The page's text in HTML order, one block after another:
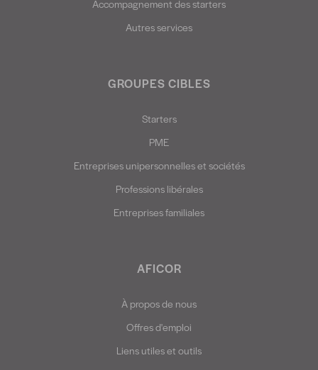
Accompagnement des starters
Autres services
GROUPES CIBLES
Starters
PME
Entreprises unipersonnelles et sociétés
Professions libérales
Entreprises familiales
AFICOR
À propos de nous
Offres d'emploi
Liens utiles et outils